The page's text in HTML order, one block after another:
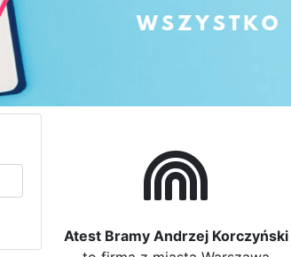
Atest Bramy Andrzej Korczyński